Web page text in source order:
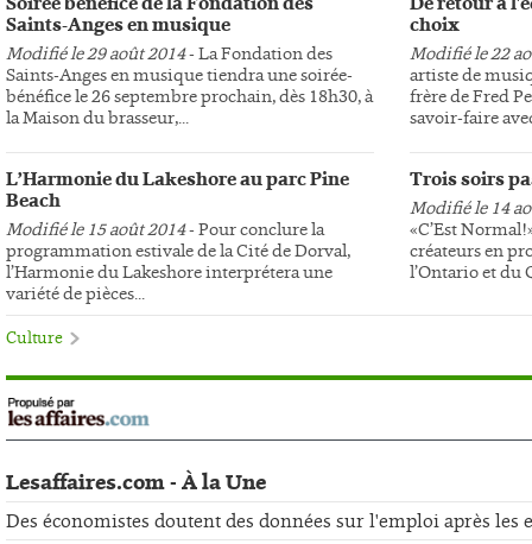
Saints-Anges en musique
Modifié le 29 août 2014- La Fondation des
Saints-Anges en musique tiendra une soirée-
bénéfice le 26 septembre prochain, dès 18h30, à
la Maison du brasseur,...
L’Harmonie du Lakeshore au parc Pine
Beach
Modifié le 15 août 2014- Pour conclure la
programmation estivale de la Cité de Dorval,
l’Harmonie du Lakeshore interprétera une
variété de pièces...
choix
Modifié le 22
artiste de
frère de Fred
savoir-faire
Trois soirs
Modifié le 14
«C’Est
créateurs en
l’Ontario et du
Culture
Lesaffaires.com - À la Une
Des économistes doutent des données sur l'emploi après